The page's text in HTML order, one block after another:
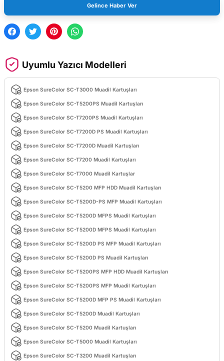
Gelince Haber Ver
Uyumlu Yazıcı Modelleri
Epson SureColor SC-T3000 Muadil Kartuşları
Epson SureColor SC-T5200PS Muadil Kartuşları
Epson SureColor SC-T7200PS Muadil Kartuşları
Epson SureColor SC-T7200D PS Muadil Kartuşları
Epson SureColor SC-T7200D Muadil Kartuşları
Epson SureColor SC-T7200 Muadil Kartuşları
Epson SureColor SC-T7000 Muadil Kartuşlar
Epson SureColor SC-T5200 MFP HDD Muadil Kartuşları
Epson SureColor SC-T5200D-PS MFP Muadil Kartuşları
Epson SureColor SC-T5200D MFPS Muadil Kartuşları
Epson SureColor SC-T5200D MFPS Muadil Kartuşları
Epson SureColor SC-T5200D PS MFP Muadil Kartuşları
Epson SureColor SC-T5200D PS Muadil Kartuşları
Epson SureColor SC-T5200PS MFP HDD Muadil Kartuşları
Epson SureColor SC-T5200PS MFP Muadil Kartuşları
Epson SureColor SC-T5200D MFP PS Muadil Kartuşları
Epson SureColor SC-T5200D Muadil Kartuşları
Epson SureColor SC-T5200 Muadil Kartuşları
Epson SureColor SC-T5000 Muadil Kartuşları
Epson SureColor SC-T3200 Muadil Kartuşları